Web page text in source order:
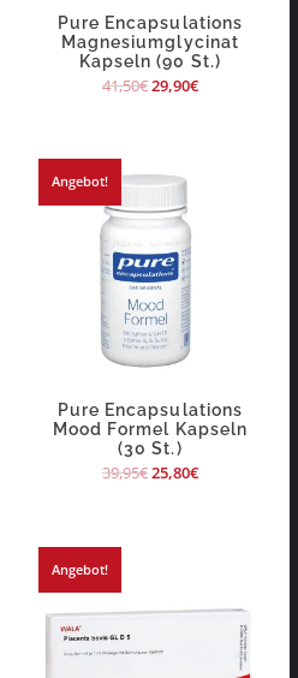
Pure Encapsulations
Magnesiumglycinat
Kapseln (90 St.)
41,50€29,90€
Angebot!
Pure Encapsulations
Mood Formel Kapseln
(30 St.)
39,95€25,80€
Angebot!